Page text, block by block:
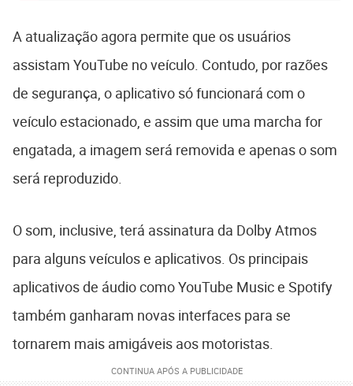
A atualização agora permite que os usuários
assistam YouTube no veículo. Contudo, por razões
de segurança, o aplicativo só funcionará com o
veículo estacionado, e assim que uma marcha for
engatada, a imagem será removida e apenas o som
será reproduzido.
O som, inclusive, terá assinatura da Dolby Atmos
para alguns veículos e aplicativos. Os principais
aplicativos de áudio como YouTube Music e Spotify
também ganharam novas interfaces para se
tornarem mais amigáveis aos motoristas.